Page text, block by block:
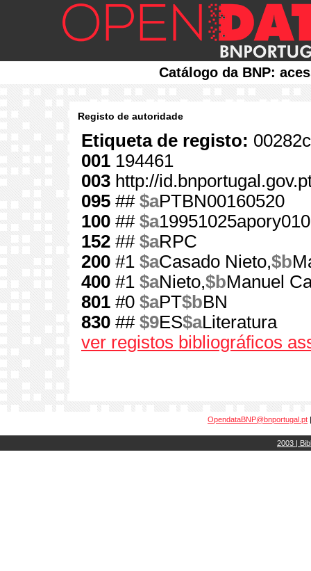
Catálogo da BNP:
Registo de autoridade
Etiqueta de registo:
001 194461
003 http://
095 ## $aPTBN00160520
100 ## $a
152 ## $aRPC
200 #1 $aCasado Nieto,$b
400 #1 $aNieto,$bManuel
801 #0 $aPT$bBN
830 ## $9ES$aLiteratura
ver registos bibliográficos
OpendataBNP@bnportugal.pt
2003 |